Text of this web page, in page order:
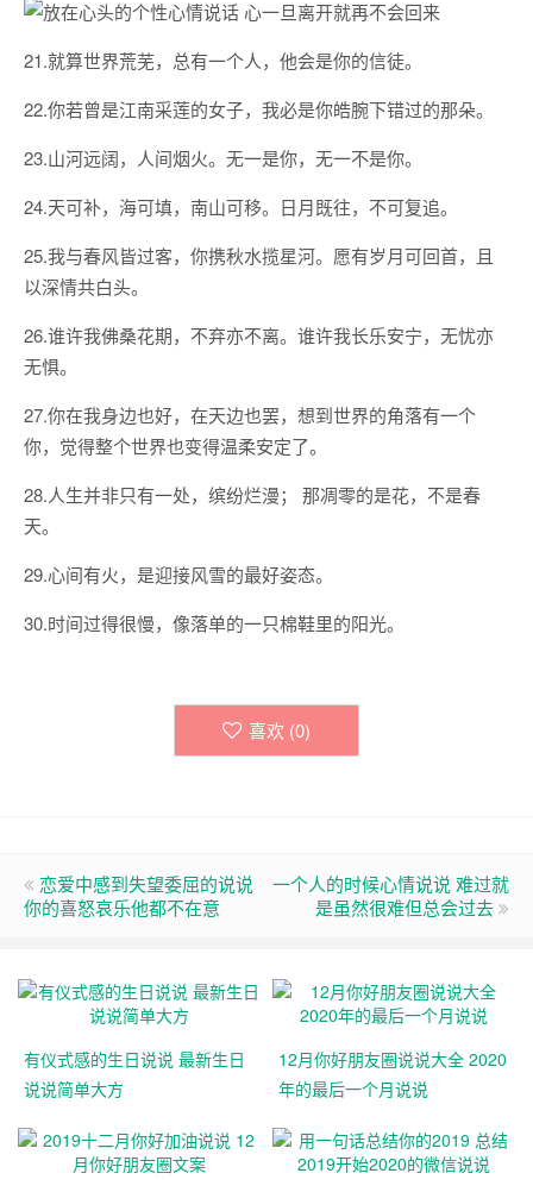
21.就算世界荒芜，总有一个人，他会是你的信徒。
22.你若曾是江南采莲的女子，我必是你皓腕下错过的那朵。
23.山河远阔，人间烟火。无一是你，无一不是你。
24.天可补，海可填，南山可移。日月既往，不可复追。
25.我与春风皆过客，你携秋水揽星河。愿有岁月可回首，且
以深情共白头。
26.谁许我佛桑花期，不弃亦不离。谁许我长乐安宁，无忧亦
无惧。
27.你在我身边也好，在天边也罢，想到世界的角落有一个
你，觉得整个世界也变得温柔安定了。
28.人生并非只有一处，缤纷烂漫； 那凋零的是花，不是春
天。
29.心间有火，是迎接风雪的最好姿态。
30.时间过得很慢，像落单的一只棉鞋里的阳光。
喜欢 (0)
恋爱中感到失望委屈的说说
你的喜怒哀乐他都不在意
一个人的时候心情说说 难过就
是虽然很难但总会过去
有仪式感的生日说说 最新生日
说说简单大方
12月你好朋友圈说说大全 2020
年的最后一个月说说